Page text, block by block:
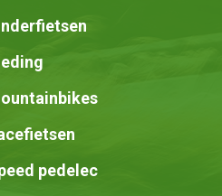
pedelec